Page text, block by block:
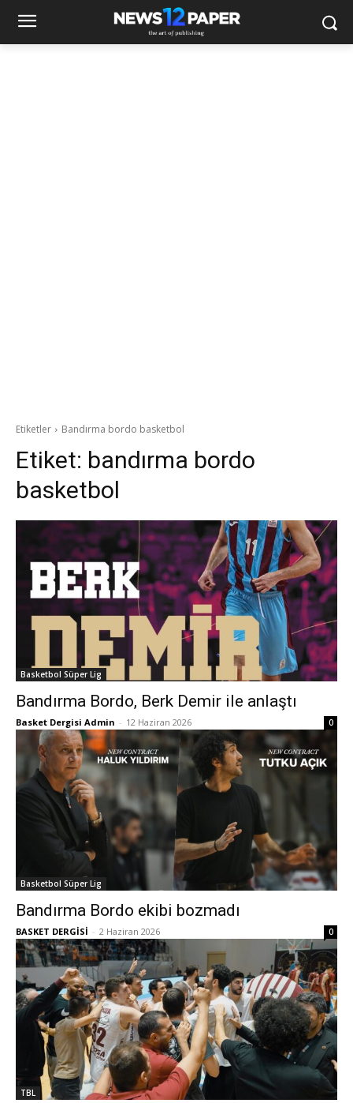
Etiketler Bandırma bordo basketbol
Etiket: bandırma bordo
basketbol
Basketbol Süper Lig
Bandırma Bordo, Berk Demir ile anlaştı
Basket Dergisi Admin - 12 Haziran 2026 0
Basketbol Süper Lig
Bandırma Bordo ekibi bozmadı
BASKET DERGİSİ - 2 Haziran 2026 0
TBL